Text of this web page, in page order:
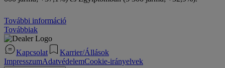
További információ
Továbbiak
Kapcsolat
Karrier/Állások
ImpresszumAdatvédelemCookie-irányelvek